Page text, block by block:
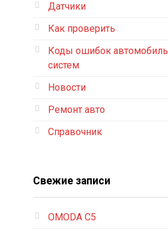
Датчики
Как проверить
Коды ошибок
систем
Новости
Ремонт авто
Справочник
Свежие записи
OMODA C5